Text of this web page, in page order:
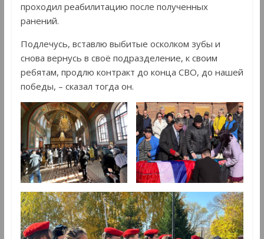
проходил реабилитацию после полученных
ранений.
Подлечусь, вставлю выбитые осколком зубы и
снова вернусь в своё подразделение, к своим
ребятам, продлю контракт до конца СВО, до нашей
победы, – сказал тогда он.